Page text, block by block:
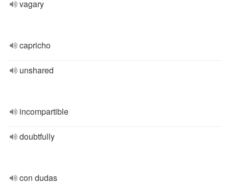
vagary
capricho
unshared
incompartible
doubtfully
con dudas